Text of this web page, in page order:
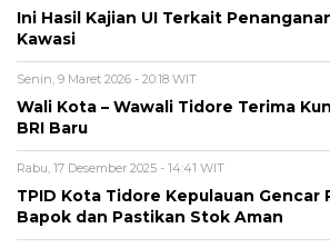
Ini Hasil Kajian UI Terkait
Kawasi
Senin, 9 Maret 2026 - 20:18 WIT
Wali Kota – Wawali Tidore Terima
BRI Baru
Rabu, 17 Desember 2025 - 14:41 WIT
TPID Kota Tidore Kepulauan Gencar
Bapok dan Pastikan Stok Aman